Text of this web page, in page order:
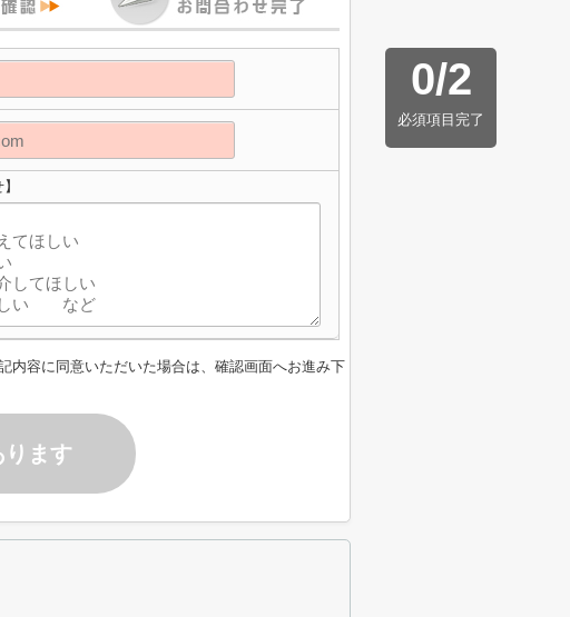
0/2
必須項目完了
内容に同意いただいた場合は、確認画面へお進み下
ります